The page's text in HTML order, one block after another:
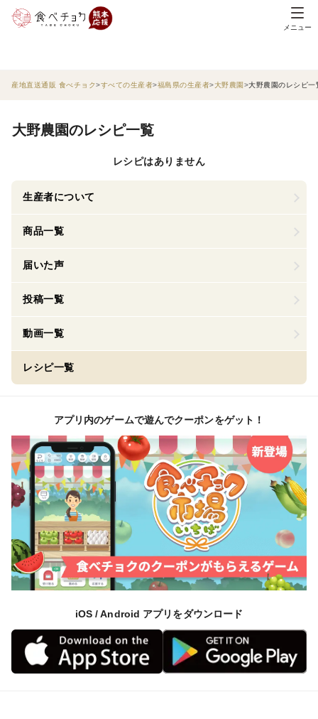
メニュー
産地直送通販 食べチョク すべての生産者 福島県の生産者 大野農園 大野農園のレシピ一
大野農園のレシピ一覧
レシピはありません
生産者について
商品一覧
届いた声
投稿一覧
動画一覧
レシピ一覧
アプリ内のゲームで遊んでクーポンをゲット！
iOS / Android アプリをダウンロード